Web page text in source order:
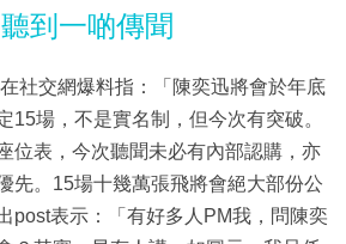
到一啲傳聞
社交網爆料指：「陳奕迅將會於年底
15場，不是實名制，但今次有突破。
位表，今次聽聞未必有內部認購，亦
先。15場十幾萬張飛將會絕大部份公
post表示：「有好多人PM我，問陳奕